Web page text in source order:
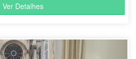
Ver Detalhes